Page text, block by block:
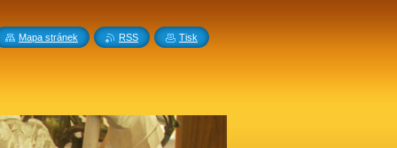
Mapa stránek RSS Tisk